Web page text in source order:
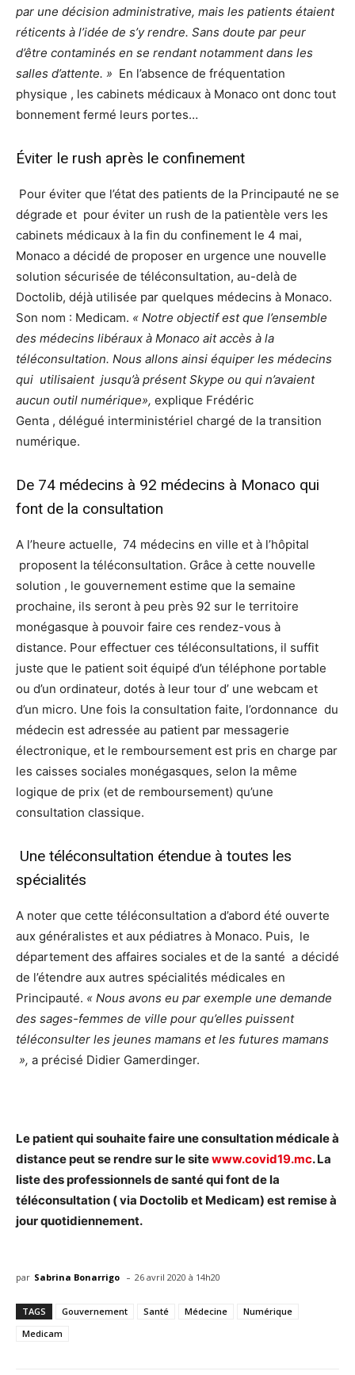
par une décision administrative, mais les patients étaient
réticents à l’idée de s’y rendre. Sans doute par peur
d’être contaminés en se rendant notamment dans les
salles d’attente. » En l’absence de fréquentation
physique , les cabinets médicaux à Monaco ont donc tout
bonnement fermé leurs portes…
Éviter le rush après le confinement
Pour éviter que l’état des patients de la Principauté ne se
dégrade et pour éviter un rush de la patientèle vers les
cabinets médicaux à la fin du confinement le 4 mai,
Monaco a décidé de proposer en urgence une nouvelle
solution sécurisée de téléconsultation, au-delà de
Doctolib, déjà utilisée par quelques médecins à Monaco.
Son nom : Medicam. « Notre objectif est que l’ensemble
des médecins libéraux à Monaco ait accès à la
téléconsultation. Nous allons ainsi équiper les médecins
qui utilisaient jusqu’à présentSkype ou qui n’avaient
aucun outil numérique», explique Frédéric
Genta , délégué interministériel chargé de la transition
numérique.
De 74 médecins à 92 médecins à Monaco qui
font de la consultation
A l’heure actuelle, 74 médecins en ville et à l’hôpital
proposent la téléconsultation. Grâce à cette nouvelle
solution , le gouvernement estime que la semaine
prochaine, ils seront à peu près 92 sur le territoire
monégasque à pouvoir faire ces rendez-vous à
distance. Pour effectuer ces téléconsultations, il suffit
juste que le patient soit équipé d’un téléphone portable
ou d’un ordinateur, dotés à leur tour d’ une webcam et
d’un micro. Une fois la consultation faite, l’ordonnance du
médecin est adressée au patient par messagerie
électronique, et le remboursement est pris en charge par
les caisses sociales monégasques, selon la même
logique de prix (et de remboursement) qu’une
consultation classique.
Une téléconsultation étendue à toutes les
spécialités
A noter que cette téléconsultation a d’abord été ouverte
aux généralistes et aux pédiatres à Monaco. Puis, le
département des affaires sociales et de la santé a décidé
de l’étendre aux autres spécialités médicales en
Principauté. « Nous avons eu par exemple une demande
des sages-femmes de ville pour qu’elles puissent
téléconsulter les jeunes mamans et les futures mamans
», a précisé Didier Gamerdinger.
Le patient qui souhaite faire une consultation médicale à
distance peut se rendre sur le sitewww.covid19.mc. La
liste des professionnels de santé qui font de la
téléconsultation ( via Doctolib et Medicam) est remise à
jour quotidiennement.
par Sabrina Bonarrigo - 26 avril 2020 à 14h20
TAGS Gouvernement Santé Médecine
Numérique
Medicam